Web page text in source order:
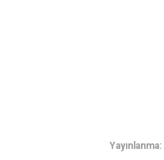
Yayınlanma: